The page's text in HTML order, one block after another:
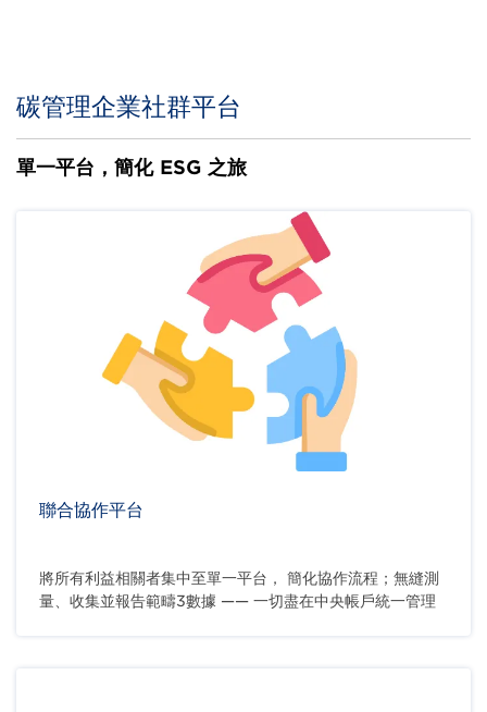
碳管理企業社群平台
單一平台，簡化 ESG 之旅
聯合協作平台
將所有利益相關者集中至單一平台， 簡化協作流程；無縫測
量、收集並報告範疇3數據 —— 一切盡在中央帳戶統一管理